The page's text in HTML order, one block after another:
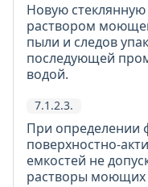
Новую
раствором
пыли и следов
последующей
водой.
7.1.2.3.
При определении
поверхностно-
емкостей не
растворы моющих